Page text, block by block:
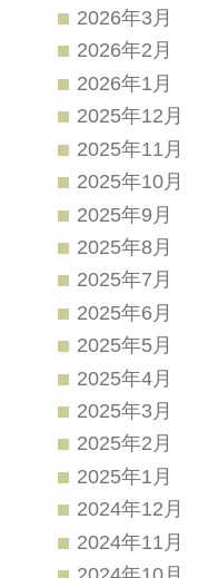
2026年3月
2026年2月
2026年1月
2025年12月
2025年11月
2025年10月
2025年9月
2025年8月
2025年7月
2025年6月
2025年5月
2025年4月
2025年3月
2025年2月
2025年1月
2024年12月
2024年11月